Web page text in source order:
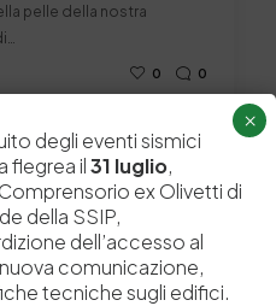
pelle della nostra
0 0
I campi obbligatori sono
degli eventi sismici
flegrea il31 luglio,
ex Olivetti di
della SSIP,
dell’accesso al
comunicazione,
tecniche sugli edifici.
×